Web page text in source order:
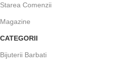
Starea Comenzii
Magazine
CATEGORII
Bijuterii Barbati